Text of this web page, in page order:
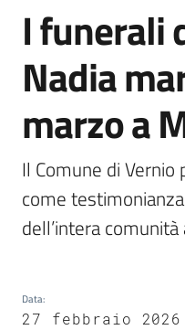
Novità
Servizi
Documenti
e
Salta al contenuto
I funerali
Nadia
marzo a
Il Comune di
come
dell’intera
Data:
27 febbraio 2026